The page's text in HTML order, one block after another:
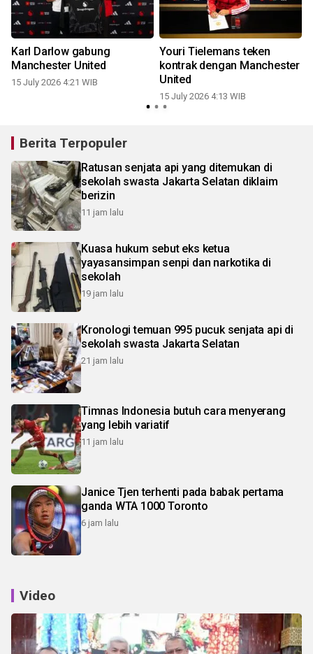
Karl Darlow gabung
Manchester United
15 July 2026 4:21 WIB
Youri Tielemans teken
kontrak dengan Manchester
United
15 July 2026 4:13 WIB
Berita Terpopuler
Ratusan senjata api yang ditemukan di
sekolah swasta Jakarta Selatan diklaim
berizin
11 jam lalu
Kuasa hukum sebut eks ketua
yayasansimpan senpi dan narkotika di
sekolah
19 jam lalu
Kronologi temuan 995 pucuk senjata api di
sekolah swasta Jakarta Selatan
21 jam lalu
Timnas Indonesia butuh cara menyerang
yang lebih variatif
11 jam lalu
Janice Tjen terhenti pada babak pertama
ganda WTA 1000 Toronto
6 jam lalu
Video